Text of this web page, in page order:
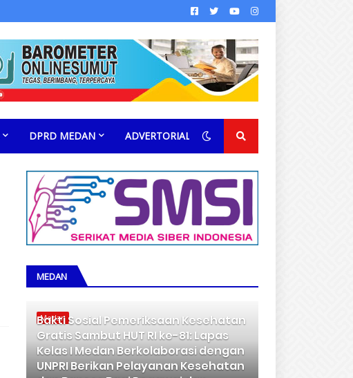
DPRD MEDAN ADVERTORIAL
MEDAN
Medan
Bakti Sosial Pemeriksaan Kesehatan
Gratis Sambut HUT RI ke-81: Lapas
Kelas I Medan Berkolaborasi dengan
UNPRI Berikan Pelayanan Kesehatan